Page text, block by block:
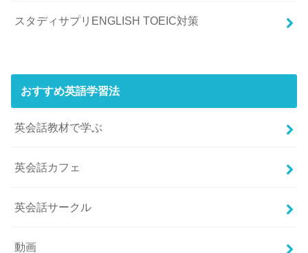
スタディサプリENGLISH TOEIC対策
おすすめ英語学習法
英会話教材で学ぶ
英会話カフェ
英会話サークル
動画